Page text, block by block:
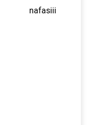
nafasiii